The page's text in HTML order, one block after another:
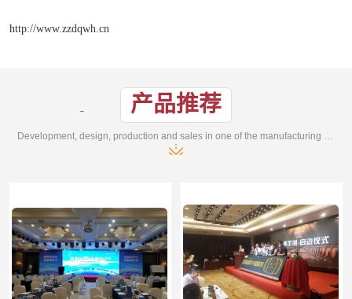
http://www.zzdqwh.cn
产品推荐